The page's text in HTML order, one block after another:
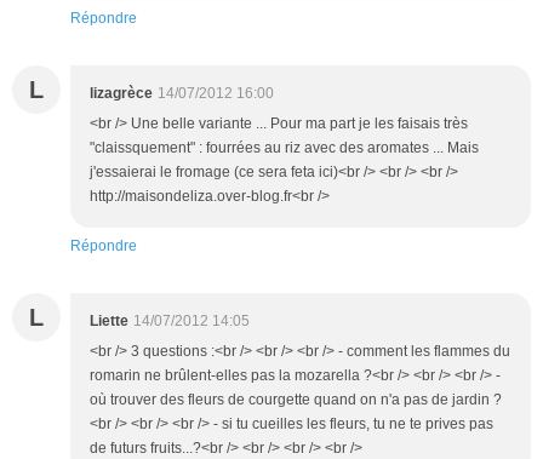
Répondre
L lizagrèce 14/07/2012 16:00
<br /> Une belle variante ... Pour ma part je les faisais très
"claissquement" : fourrées au riz avec des aromates ... Mais
j'essaierai le fromage (ce sera feta ici)<br /> <br /> <br />
http://maisondeliza.over-blog.fr<br />
Répondre
L Liette 14/07/2012 14:05
<br /> 3 questions :<br /> <br /> <br /> - comment les flammes du
romarin ne brûlent-elles pas la mozarella ?<br /> <br /> <br /> -
où trouver des fleurs de courgette quand on n'a pas de jardin ?
<br /> <br /> <br /> - si tu cueilles les fleurs, tu ne te prives pas
de futurs fruits...?<br /> <br /> <br /> <br />